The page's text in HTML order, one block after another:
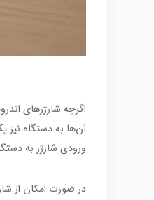
اگرچه شارژرهای
آن‌ها به دستگاه نیز
ورودی شارژر به
در صورت امکان از